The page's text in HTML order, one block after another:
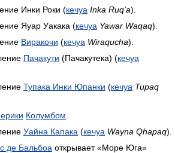
Инки Роки (кечуа Inka Ruq'a).
Яуар Уакака (кечуа Yawar Waqaq).
Виракочи (кечуа Wiraqucha).
Пачакути (Пачакутека) (кечуа
Тупака Инки Юпанки (кечуа Tupaq
Колумбом
Уайна Капака (кечуа Wayna Qhapaq).
де Бальбоа открывает «Море Юга»